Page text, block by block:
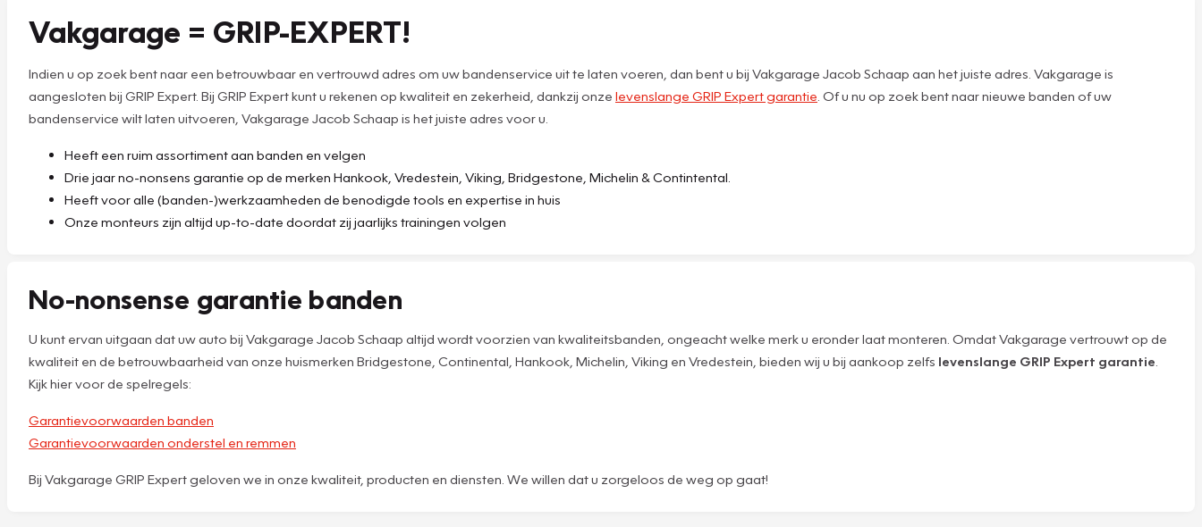
Vakgarage = GRIP-EXPERT!
Indien u op zoek bent naar een betrouwbaar en vertrouwd adres om uw bandenservice uit te laten voeren, dan bent u bij Vakgarage Jacob Schaap aan het juiste adres. Vakgarage is
aangesloten bij GRIP Expert. Bij GRIP Expert kunt u rekenen op kwaliteit en zekerheid, dankzij onze levenslange GRIP Expert garantie . Of u nu op zoek bent naar nieuwe banden of uw
bandenservice wilt laten uitvoeren, Vakgarage Jacob Schaap is het juiste adres voor u.
Heeft een ruim assortiment aan banden en velgen
Drie jaar no-nonsens garantie op de merken Hankook, Vredestein, Viking, Bridgestone, Michelin & Contintental.
Heeft voor alle (banden-)werkzaamheden de benodigde tools en expertise in huis
Onze monteurs zijn altijd up-to-date doordat zij jaarlijks trainingen volgen
No-nonsense garantie banden
U kunt ervan uitgaan dat uw auto bij Vakgarage Jacob Schaap altijd wordt voorzien van kwaliteitsbanden, ongeacht welke merk u eronder laat monteren. Omdat Vakgarage vertrouwt op de
kwaliteit en de betrouwbaarheid van onze huismerken Bridgestone, Continental, Hankook, Michelin, Viking en Vredestein, bieden wij u bij aankoop zelfs levenslange GRIP Expert garantie
Kijk hier voor de spelregels:
Garantievoorwaarden banden
Garantievoorwaarden onderstel en remmen
Bij Vakgarage GRIP Expert geloven we in onze kwaliteit, producten en diensten. We willen dat u zorgeloos de weg op gaat!